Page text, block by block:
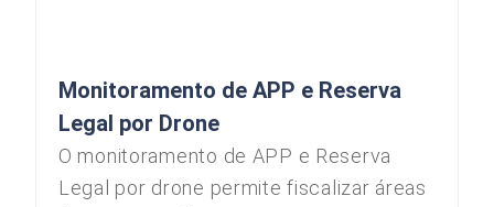
Monitoramento de APP e Reserva
Legal por Drone
O monitoramento de APP e Reserva
Legal por drone permite fiscalizar áreas